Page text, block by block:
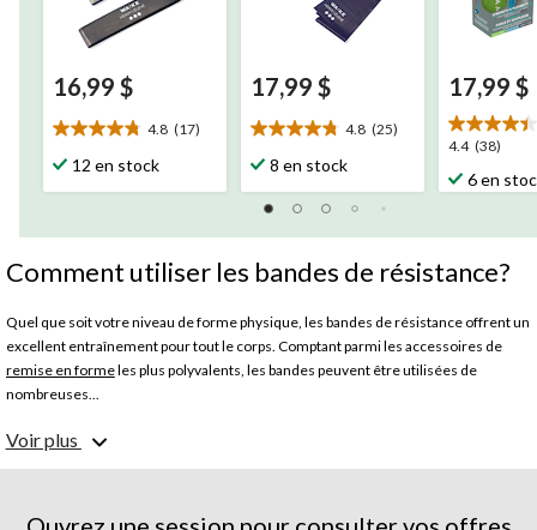
16,99 $
4.8 (17)
4.8
étoile(s)
12 en stock
17,99 $
4.8 (25)
4.8
étoile(s)
5.
8 en stock
17,99 $
4.4 (38)
4.4
étoile(s)
sur
38
6 en
Comment utiliser les bandes de résistance?
Quel que soit votre niveau de forme physique, les bandes de résistance offrent un
excellent entraînement pour tout le corps. Comptant parmi les accessoires de
remise en formeles plus polyvalents, les bandes peuvent être utilisées de
nombreuses...
Extension latérales au mur (grand dorsal, haut du dos)
Levées de jambes en planche latérale modifiée (obliques, fessiers)
Extension des triceps (triceps)
Voir plus